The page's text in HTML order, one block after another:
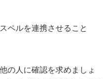
ペルを連携させること
の人に確認を求めましょ